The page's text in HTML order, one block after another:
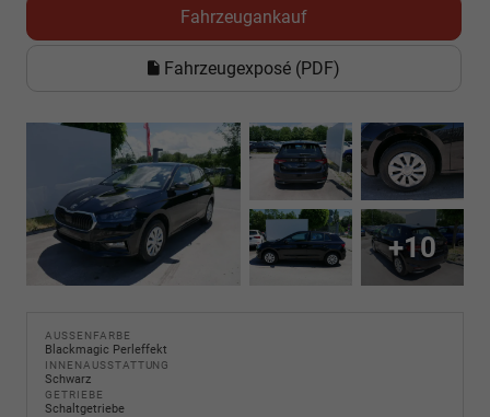
Fahrzeugankauf
Fahrzeugexposé (PDF)
+10
AUSSENFARBE
Blackmagic Perleffekt
INNENAUSSTATTUNG
Schwarz
GETRIEBE
Schaltgetriebe